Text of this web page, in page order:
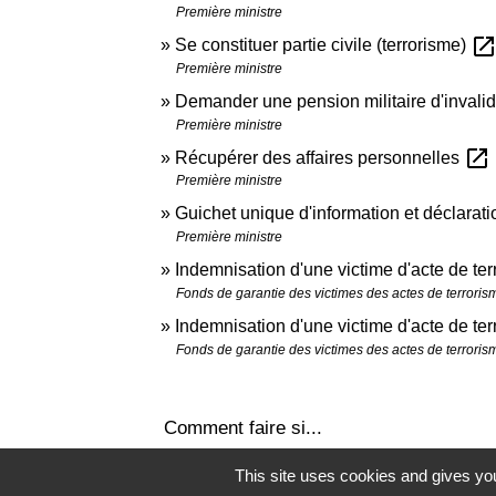
Première ministre
Se constituer partie civile (terrorisme) open_in_new
Première ministre
Demander une pension militaire
Première ministre
Récupérer des affaires personnelles open_in_new
Première ministre
Guichet unique d'information et
Première ministre
Indemnisation d'une victime d'acte de
Fonds de garantie des victimes des actes de
Indemnisation d'une victime d'acte de
Fonds de garantie des victimes des actes de
Comment faire si...
Je suis en situation de handicap
This site uses cookies and gives